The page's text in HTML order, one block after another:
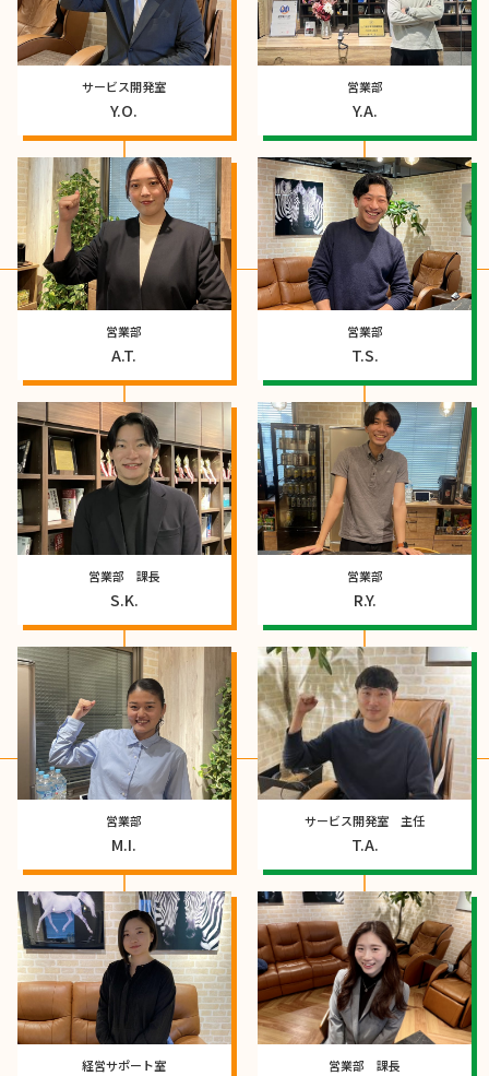
サービス開発室
Y.O.
営業部
Y.A.
営業部
A.T.
営業部
T.S.
営業部 課長
S.K.
営業部
R.Y.
営業部
M.I.
サービス開発室 主任
T.A.
経営サポート室 営業部 課長